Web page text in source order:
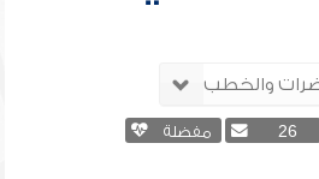
26 مفضلة